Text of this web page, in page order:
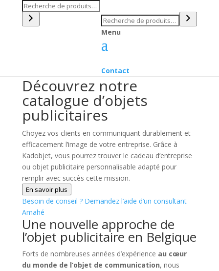
Recherche
Menu
Contact
Recherche
Découvrez notre
catalogue d’objets
publicitaires
Choyez vos clients en communiquant durablement et
efficacement l’image de votre entreprise. Grâce à
Kadobjet, vous pourrez trouver le cadeau d’entreprise
ou objet publicitaire personnalisable adapté pour
remplir avec succès cette mission.
En savoir plus
Besoin de conseil ? Demandez l’aide d’un consultant
Amahé
Une nouvelle approche de
l’objet publicitaire en Belgique
Forts de nombreuses années d’expérience au cœur
du monde de l’objet de communication, nous